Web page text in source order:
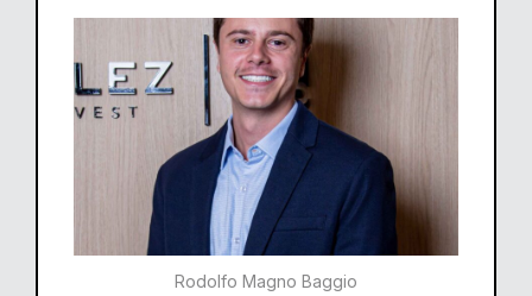
Rodolfo Magno Baggio​​